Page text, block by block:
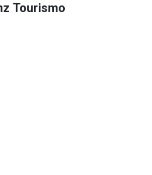
Tourismo